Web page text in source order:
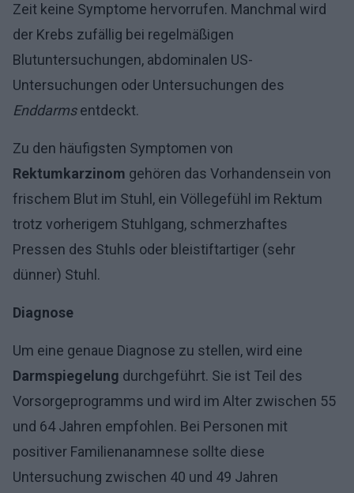
Zeit keine Symptome hervorrufen. Manchmal wird
der Krebs zufällig bei regelmäßigen
Blutuntersuchungen, abdominalen US-
Untersuchungen oder Untersuchungen des
Enddarmsentdeckt.
Zu den häufigsten Symptomen von
Rektumkarzinom gehören das Vorhandensein von
frischem Blut im Stuhl, ein Völlegefühl im Rektum
trotz vorherigem Stuhlgang, schmerzhaftes
Pressen des Stuhls oder bleistiftartiger (sehr
dünner) Stuhl.
Diagnose
Um eine genaue Diagnose zu stellen, wird eine
Darmspiegelung durchgeführt. Sie ist Teil des
Vorsorgeprogramms und wird im Alter zwischen 55
und 64 Jahren empfohlen. Bei Personen mit
positiver Familienanamnese sollte diese
Untersuchung zwischen 40 und 49 Jahren